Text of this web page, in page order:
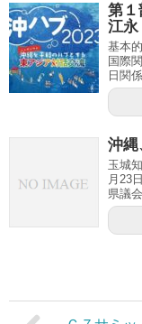
第
江永
基本
国際
日関
沖縄
玉城
月23
県議